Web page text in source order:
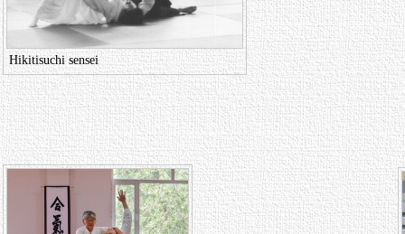
Hikitisuchi sensei